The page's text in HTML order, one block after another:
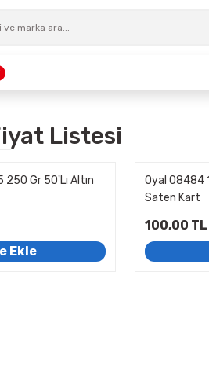
Listesi
Gr 50'Lı Altın
Ekle
Oyal 08484
Saten Kart
100,00 TL